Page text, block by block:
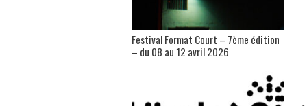
Festival Format Court – 7ème édition
– du 08 au 12 avril 2026